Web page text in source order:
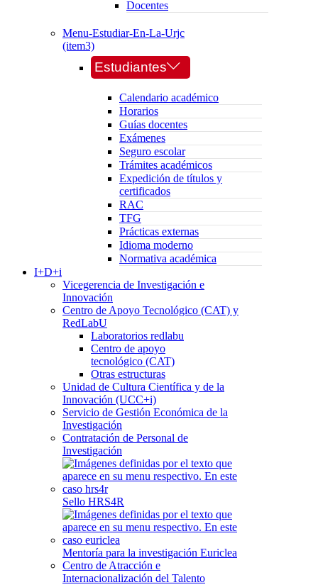
Docentes
Menu-Estudiar-En-La-Urjc
(item3)
Estudiantes
Calendario académico
Horarios
Guías docentes
Exámenes
Seguro escolar
Trámites académicos
Expedición de títulos y
certificados
RAC
TFG
Prácticas externas
Idioma moderno
Normativa académica
I+D+i
Vicegerencia de Investigación e
Innovación
Centro de Apoyo Tecnológico (CAT) y
RedLabU
Laboratorios redlabu
Centro de apoyo
tecnológico (CAT)
Otras estructuras
Unidad de Cultura Científica y de la
Innovación (UCC+i)
Servicio de Gestión Económica de la
Investigación
Contratación de Personal de
Investigación
Sello HRS4R
Mentoría para la investigación Euriclea
Centro de Atracción e
Internacionalización del Talento